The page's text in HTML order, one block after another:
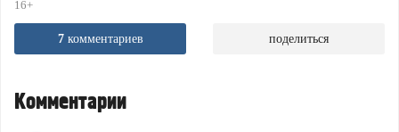
16+
7комментариев поделиться
Комментарии